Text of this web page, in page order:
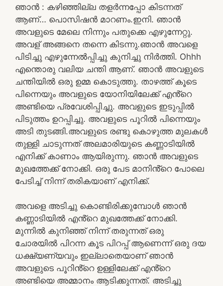
ഞാൻ : കഴിഞ്ഞില്ല തളർന്നപ്പോ കിടന്നത്
ആണ്… പൊസിഷൻ മാറണം.ഇനി. ഞാൻ
അവളുടെ മേലെ നിന്നും പതുക്കെ എഴുന്നേറ്റു.
അവള് അങ്ങനെ തന്നെ കിടന്നു.ഞാൻ അവളെ
പിടിച്ചു എഴുന്നേൽപ്പിച്ചു കുനിച്ചു നിർത്തി. Ohhh
എന്തൊരു വലിയ ചന്തി ആണ്. ഞാൻ അവളുടെ
ചന്തിയിൽ ഒരു ഉമ്മ കൊടുത്തു. താഴത്ത് കൂടെ
പിന്നെയും അവളുടെ യോനിയിലേക്ക് എൻ്റെ
അണ്ടിയെ പ്രവേശിപ്പിച്ചു. അവളുടെ ഇടുപ്പിൽ
പിടുത്തം ഉറപ്പിച്ചു. അവളുടെ പൂറിൽ പിന്നെയും
അടി തുടങ്ങി.അവളുടെ രണ്ടു കൊഴുത്ത മുലകൾ
തുള്ളി ചാടുന്നത് അലമാരിയുടെ കണ്ണാടിയിൽ
എനിക്ക് കാണാം ആയിരുന്നു. ഞാൻ അവളുടെ
മുഖത്തേക്ക് നോക്കി. ഒരു പേട മാനിൻ്റെ പോലെ
പേടിച്ച് നിന്ന് തരികയാണ് എനിക്ക്.
അവളെ അടിച്ചു കൊണ്ടിരിക്കുമ്പോൾ ഞാൻ
കണ്ണാടിയിൽ എൻ്റെ മുഖത്തേക്ക് നോക്കി.
മുന്നിൽ കുനിഞ്ഞ് നിന്ന് തരുന്നത് ഒരു
ചോരയിൽ പിറന്ന കൂട പിറപ്പ് ആണെന്ന് ഒരു ദയ
ധക്ഷ്യണ്യവും ഇല്ലാതെയാണ് ഞാൻ
അവളുടെ പൂറിൻ്റെ ഉള്ളിലേക്ക് എൻ്റെ
അണ്ടിയെ അമ്മാനം ആടിക്കുന്നത്. അടിച്ചു